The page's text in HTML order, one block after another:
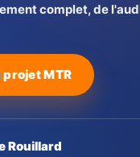
complet, de
MTR
Rouillard